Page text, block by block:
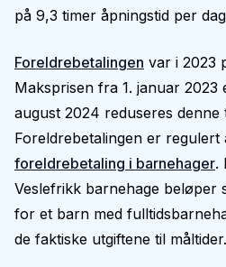
på 9,3 timer åpningstid per
Foreldrebetalingen var i 2023
Maksprisen fra 1. januar 2023
august 2024 reduseres denne
Foreldrebetalingen er regulert
foreldrebetaling i barnehager.
Veslefrikk barnehage beløper
for et barn med
de faktiske utgiftene til måltider.